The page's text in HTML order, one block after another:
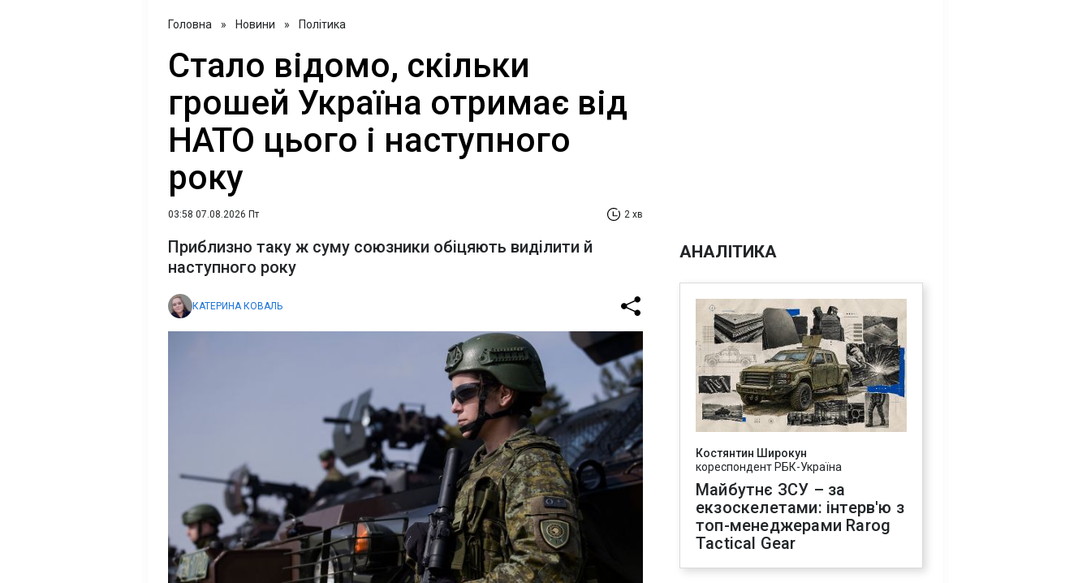
Головна » Новини » Політика
Стало відомо, скільки
грошей Україна отримає від
НАТО цього і наступного
року
03:58 07.08.2026 Пт 2 хв
Приблизно таку ж суму союзники обіцяють виділити й
наступного року
КАТЕРИНА КОВАЛЬ
АНАЛІТИКА
Костянтин Широкун
кореспондент РБК-Україна
Майбутнє ЗСУ – за
екзоскелетами: інтерв'ю з
топ-менеджерами Rarog
Tactical Gear